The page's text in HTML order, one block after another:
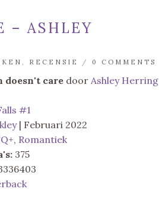
– ASHLEY
, RECENSIE / 0 COMMENTS
doesn't care door Ashley Herring
#1
| Februari 2022
, Romantiek
375